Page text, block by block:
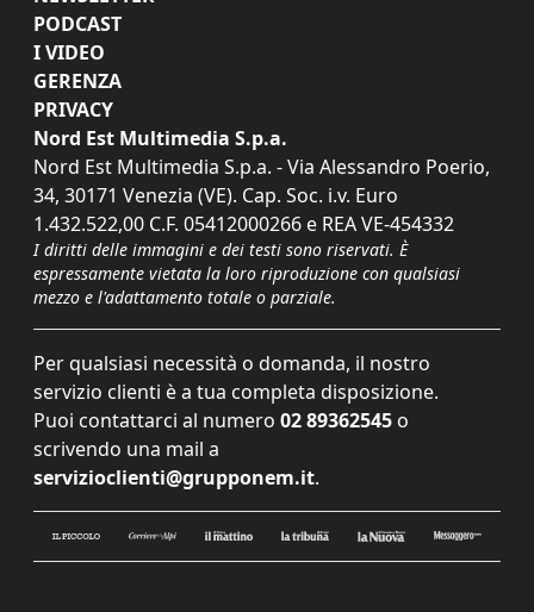
PODCAST
I VIDEO
GERENZA
PRIVACY
Nord Est Multimedia S.p.a.
Nord Est Multimedia S.p.a. - Via Alessandro Poerio,
34, 30171 Venezia (VE). Cap. Soc. i.v. Euro
1.432.522,00 C.F. 05412000266 e REA VE-454332
I diritti delle immagini e dei testi sono riservati. È
espressamente vietata la loro riproduzione con qualsiasi
mezzo e l'adattamento totale o parziale.
Per qualsiasi necessità o domanda, il nostro
servizio clienti è a tua completa disposizione.
Puoi contattarci al numero 02 89362545 o
scrivendo una mail a
servizioclienti@grupponem.it.